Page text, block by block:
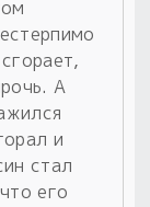
А
и
стал
его